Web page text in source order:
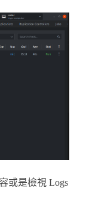
或是檢視 Logs